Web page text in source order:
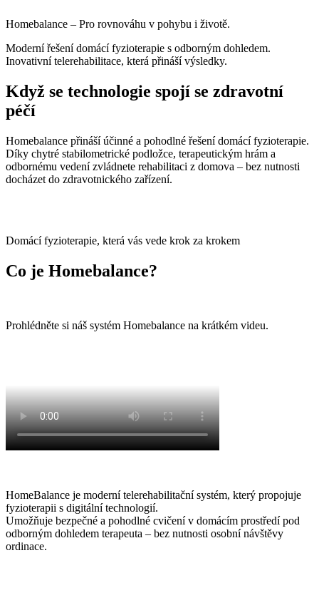
Homebalance – Pro rovnováhu v pohybu i životě.
Moderní řešení domácí fyzioterapie s odborným dohledem.
Inovativní telerehabilitace, která přináší výsledky.
Když se technologie spojí se zdravotní
péčí
Homebalance přináší účinné a pohodlné řešení domácí fyzioterapie.
Díky chytré stabilometrické podložce, terapeutickým hrám a
odbornému vedení zvládnete rehabilitaci z domova – bez nutnosti
docházet do zdravotnického zařízení.
Domácí fyzioterapie, která vás vede krok za krokem
Co je Homebalance?
Prohlédněte si náš systém Homebalance na krátkém videu.
HomeBalance je moderní telerehabilitační systém, který propojuje
fyzioterapii s digitální technologií.
Umožňuje bezpečné a pohodlné cvičení v domácím prostředí pod
odborným dohledem terapeuta – bez nutnosti osobní návštěvy
ordinace.